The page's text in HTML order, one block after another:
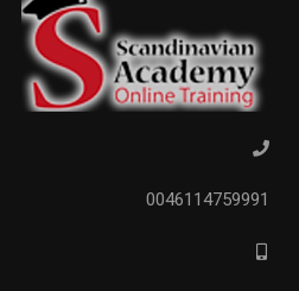
0046114759991